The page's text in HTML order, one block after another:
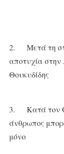
2. Μετά τη
αποτυχία
Θουκυδίδης
3. Κατά τον
άνθρωπος
μόνο